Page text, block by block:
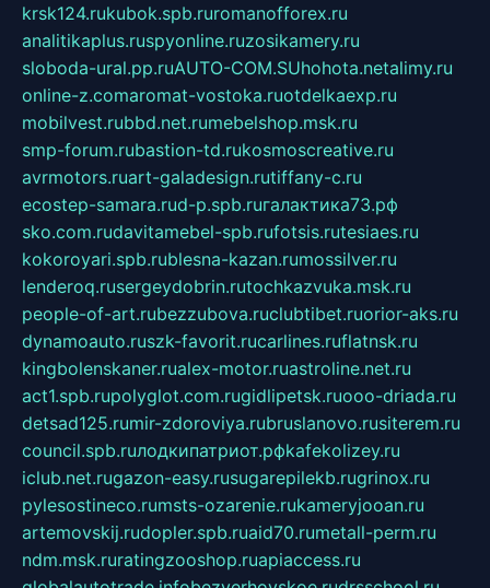
krsk124.rukubok.spb.ruromanofforex.ru
analitikaplus.ruspyonline.ruzosikamery.ru
sloboda-ural.pp.ruAUTO-COM.SUhohota.netalimy.ru
online-z.comaromat-vostoka.ruotdelkaexp.ru
mobilvest.rubbd.net.rumebelshop.msk.ru
smp-forum.rubastion-td.rukosmoscreative.ru
avrmotors.ruart-galadesign.rutiffany-c.ru
ecostep-samara.rud-p.spb.ruгалактика73.рф
sko.com.rudavitamebel-spb.rufotsis.rutesiaes.ru
kokoroyari.spb.rublesna-kazan.rumossilver.ru
lenderoq.rusergeydobrin.rutochkazvuka.msk.ru
people-of-art.rubezzubova.ruclubtibet.ruorior-aks.ru
dynamoauto.ruszk-favorit.rucarlines.ruflatnsk.ru
kingbolenskaner.rualex-motor.ruastroline.net.ru
act1.spb.rupolyglot.com.rugidlipetsk.ruooo-driada.ru
detsad125.rumir-zdoroviya.rubruslanovo.rusiterem.ru
council.spb.ruлодкипатриот.рфkafekolizey.ru
iclub.net.rugazon-easy.rusugarepilekb.rugrinox.ru
pylesostineco.rumsts-ozarenie.rukameryjooan.ru
artemovskij.rudopler.spb.ruaid70.rumetall-perm.ru
ndm.msk.ruratingzooshop.ruapiaccess.ru